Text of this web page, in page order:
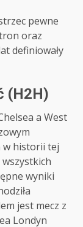
pewne
oraz
definiowały
(H2H)
a West
w historii tej
wszystkich
wyniki
jest mecz z
Londyn